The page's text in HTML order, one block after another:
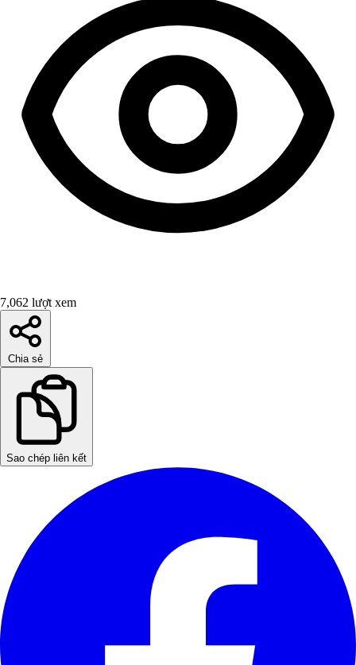
7,062 lượt xem
Chia sẻ
Sao chép liên kết